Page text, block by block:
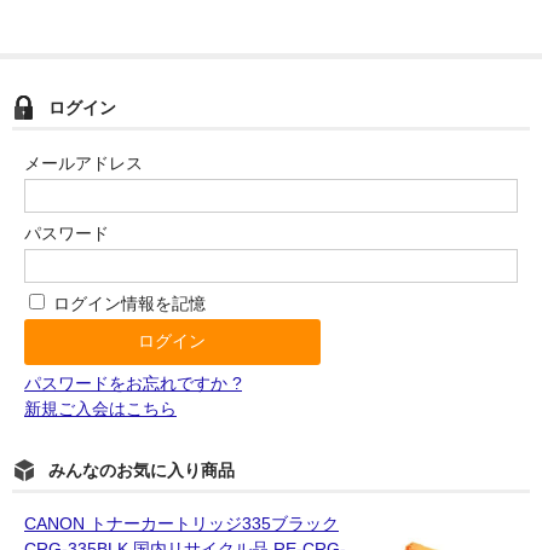
ログイン
メールアドレス
パスワード
ログイン情報を記憶
パスワードをお忘れですか ?
新規ご入会はこちら
みんなのお気に入り商品
CANON トナーカートリッジ335ブラック